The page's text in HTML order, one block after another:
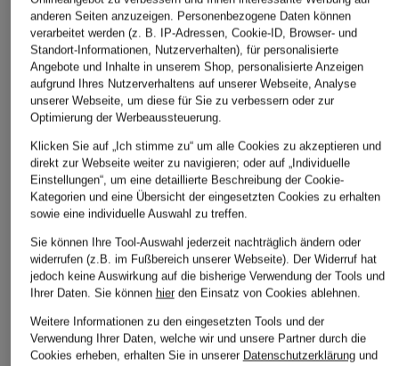
Bestpreis:97,74 €
Ursprünglich:200 €
Bestpreis:40 €
ÄHNLICHE ARTIKEL ENTDECKEN
anderen Seiten anzuzeigen. Personenbezogene Daten können
verarbeitet werden (z. B. IP-Adressen, Cookie-ID, Browser- und
Standort-Informationen, Nutzerverhalten), für personalisierte
Angebote und Inhalte in unserem Shop, personalisierte Anzeigen
aufgrund Ihres Nutzerverhaltens auf unserer Webseite, Analyse
unserer Webseite, um diese für Sie zu verbessern oder zur
Optimierung der Werbeaussteuerung.
Klicken Sie auf „Ich stimme zu“ um alle Cookies zu akzeptieren und
direkt zur Webseite weiter zu navigieren; oder auf „Individuelle
Einstellungen“, um eine detaillierte Beschreibung der Cookie-
Kategorien und eine Übersicht der eingesetzten Cookies zu erhalten
sowie eine individuelle Auswahl zu treffen.
Sie können Ihre Tool-Auswahl jederzeit nachträglich ändern oder
widerrufen (z.B. im Fußbereich unserer Webseite). Der Widerruf hat
jedoch keine Auswirkung auf die bisherige Verwendung der Tools und
Ihrer Daten. Sie können hierden Einsatz von Cookies ablehnen.
Weitere Informationen zu den eingesetzten Tools und der
Verwendung Ihrer Daten, welche wir und unsere Partner durch die
Cookies erheben, erhalten Sie in unserer Datenschutzerklärungund